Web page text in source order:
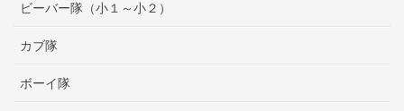
ビーバー隊（小１～小２）
カブ隊
ボーイ隊